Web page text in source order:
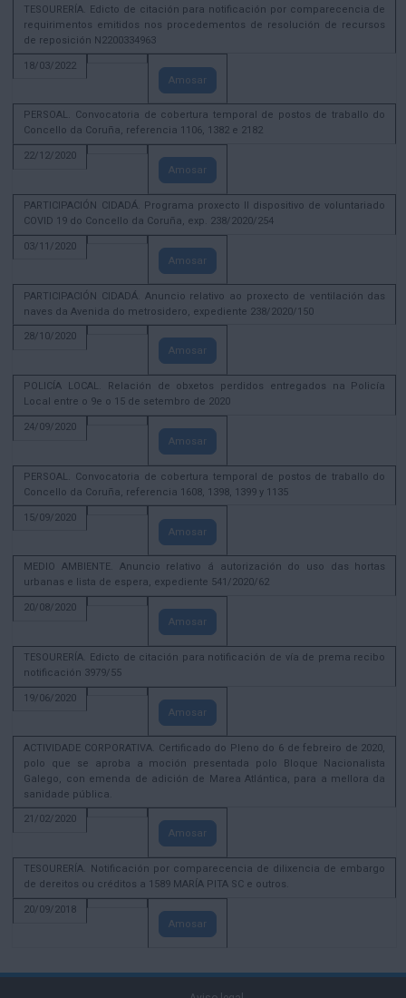
TESOURERÍA. Edicto de citación para notificación por comparecencia de
requirimentos emitidos nos procedementos de resolución de recursos
de reposición N2200334963
18/03/2022
Amosar
PERSOAL. Convocatoria de cobertura temporal de postos de traballo do
Concello da Coruña, referencia 1106, 1382 e 2182
22/12/2020
Amosar
PARTICIPACIÓN CIDADÁ. Programa proxecto II dispositivo de voluntariado
COVID 19 do Concello da Coruña, exp. 238/2020/254
03/11/2020
Amosar
PARTICIPACIÓN CIDADÁ. Anuncio relativo ao proxecto de ventilación das
naves da Avenida do metrosidero, expediente 238/2020/150
28/10/2020
Amosar
POLICÍA LOCAL. Relación de obxetos perdidos entregados na Policía
Local entre o 9e o 15 de setembro de 2020
24/09/2020
Amosar
PERSOAL. Convocatoria de cobertura temporal de postos de traballo do
Concello da Coruña, referencia 1608, 1398, 1399 y 1135
15/09/2020
Amosar
MEDIO AMBIENTE. Anuncio relativo á autorización do uso das hortas
urbanas e lista de espera, expediente 541/2020/62
20/08/2020
Amosar
TESOURERÍA. Edicto de citación para notificación de vía de prema recibo
notificación 3979/55
19/06/2020
Amosar
ACTIVIDADE CORPORATIVA. Certificado do Pleno do 6 de febreiro de 2020,
polo que se aproba a moción presentada polo Bloque Nacionalista
Galego, con emenda de adición de Marea Atlántica, para a mellora da
sanidade pública.
21/02/2020
Amosar
TESOURERÍA. Notificación por comparecencia de dilixencia de embargo
de dereitos ou créditos a 1589 MARÍA PITA SC e outros.
20/09/2018
Amosar